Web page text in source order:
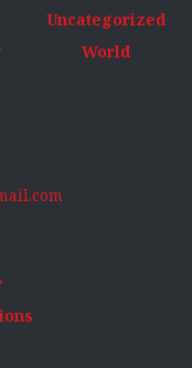
Uncategorized
World